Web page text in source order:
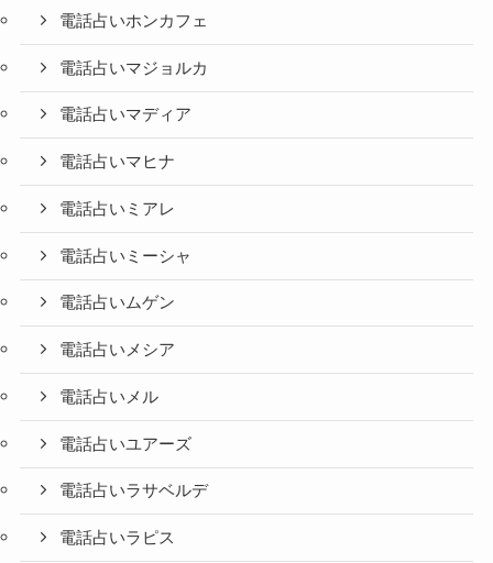
電話占いホンカフェ
電話占いマジョルカ
電話占いマディア
電話占いマヒナ
電話占いミアレ
電話占いミーシャ
電話占いムゲン
電話占いメシア
電話占いメル
電話占いユアーズ
電話占いラサベルデ
電話占いラピス